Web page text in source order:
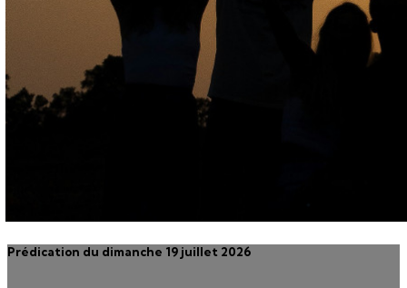
Prédication du dimanche 19 juillet 2026